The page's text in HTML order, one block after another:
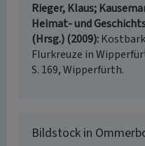
Rieger, Klaus;
Heimat- und
(Hrsg.) (2009)
Flurkreuze in
S. 169, Wipperfürth.
Bildstock in